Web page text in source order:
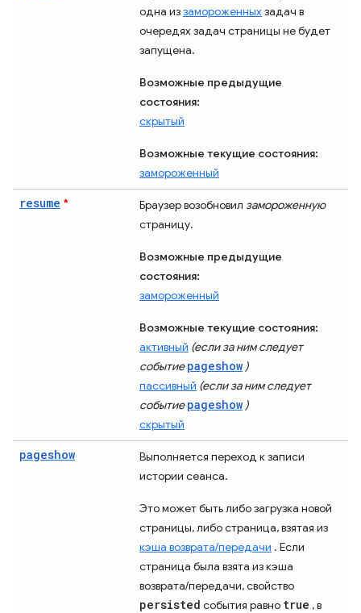
одна иззамороженныхзадач в
очередях задач страницы не будет
запущена.
Возможные предыдущие
состояния:
скрытый
Возможные текущие состояния:
замороженный
resume * Браузер возобновил замороженную
страницу.
Возможные предыдущие
состояния:
замороженный
Возможные текущие состояния:
активный (если за ним следует
событиеpageshow )
пассивный (если за ним следует
событиеpageshow )
скрытый
pageshow
Выполняется переход к записи
истории сеанса.
Это может быть либо загрузка новой
страницы, либо страница, взятая из
кэша возврата/передачи . Если
страница была взята из кэша
возврата/передачи, свойство
persisted события равно true , в